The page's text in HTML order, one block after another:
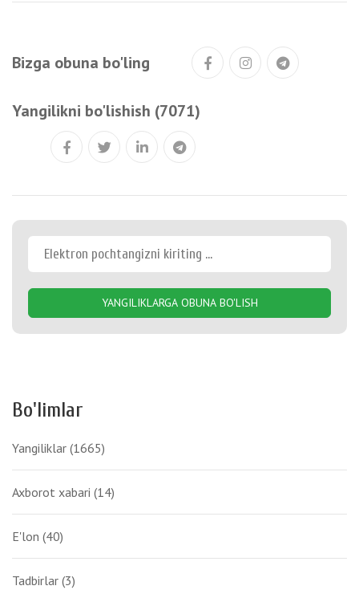
Bizga obuna bo'ling
Yangilikni bo'lishish (7071)
YANGILIKLARGA OBUNA BO'LISH
Bo'limlar
Yangiliklar (1665)
Axborot xabari (14)
E'lon (40)
Tadbirlar (3)